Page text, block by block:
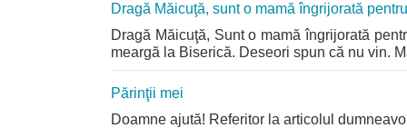
Dragă Măicuţă, sunt o mamă îngrijorată
Dragă Măicuţă, Sunt o mamă îngrijorată
meargă la Biserică. Deseori spun că nu vin.
Părinţii mei
Doamne ajută! Referitor la articolul